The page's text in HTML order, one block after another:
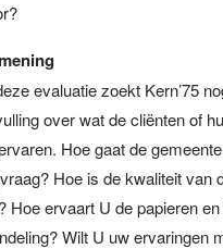
evaluatie zoekt Kern’75
over wat de cliënten of
Hoe gaat de
Hoe is de kwaliteit van
Hoe ervaart U de papieren
Wilt U uw ervaringen